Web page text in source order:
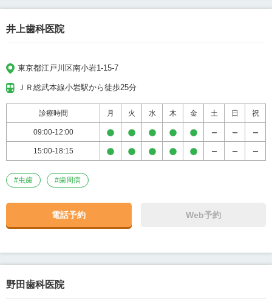
井上歯科医院
東京都江戸川区南小岩1-15-7
ＪＲ総武本線小岩駅から徒歩25分
診療時間 月 火 水 木 金 土 日 祝
09:00-12:00
15:00-18:15
#虫歯 #歯周病
電話予約 Web予約
野田歯科医院